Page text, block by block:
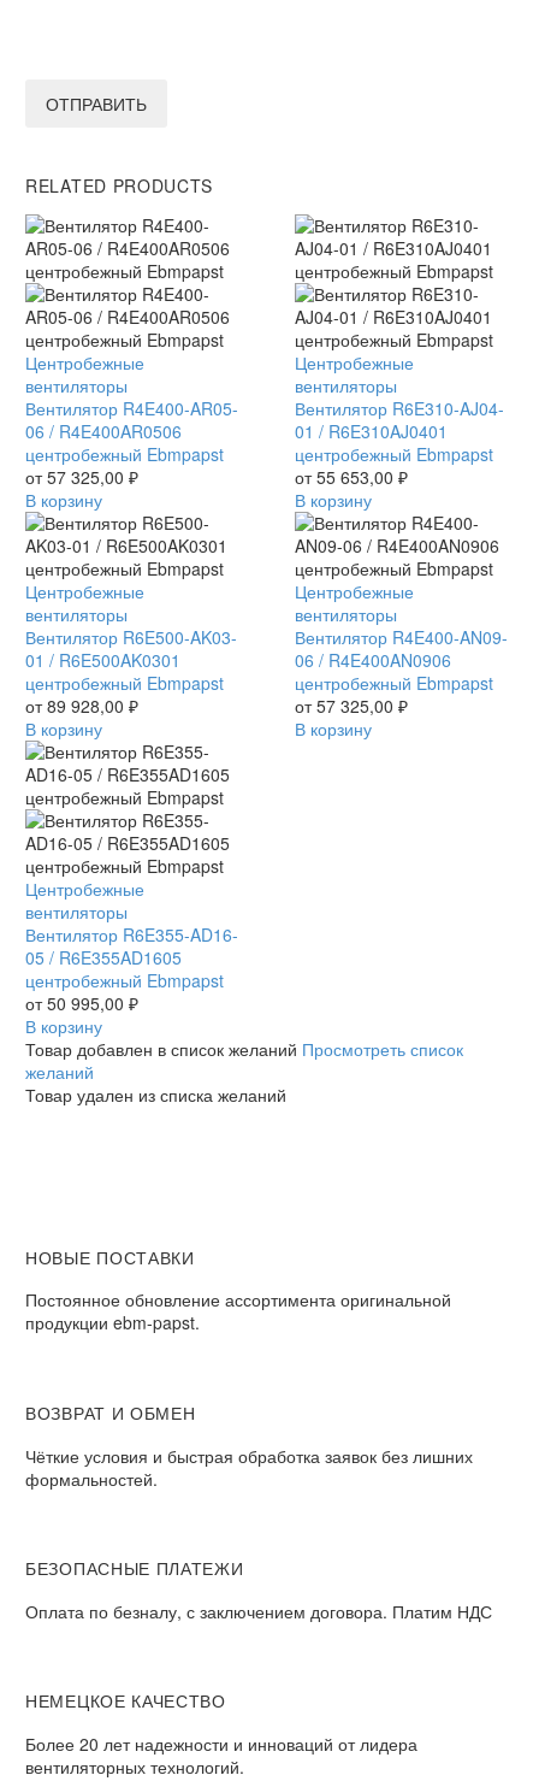
ОТПРАВИТЬ
RELATED PRODUCTS
Вентилятор
R4E400-
AR05-
06
/
R4E400AR0506
центробежный
Ebmpapst
Центробежные
вентиляторы
Вентилятор R4E400-AR05-
06 / R4E400AR0506
центробежный Ebmpapst
от57 325,00 ₽
В корзину
Вентилятор
R6E310-
AJ04-
01
/
R6E310AJ0401
центробежный
Ebmpapst
Центробежные
вентиляторы
Вентилятор R6E310-AJ04-
01 / R6E310AJ0401
центробежный Ebmpapst
от55 653,00 ₽
В корзину
Вентилятор
R6E500-
AK03-
01
/
R6E500AK0301
центробежный
Ebmpapst
Центробежные
вентиляторы
Вентилятор R6E500-AK03-
01 / R6E500AK0301
центробежный Ebmpapst
от89 928,00 ₽
В корзину
Вентилятор
R4E400-
AN09-
06
/
R4E400AN0906
центробежный
Центробежные
вентиляторы
Вентилятор R4E400-AN09-
06 / R4E400AN0906
центробежный Ebmpapst
от57 325,00 ₽
В корзину
Вентилятор
R6E355-
AD16-
05
/
R6E355AD1605
центробежный
Ebmpapst
Центробежные
вентиляторы
Вентилятор R6E355-AD16-
05 / R6E355AD1605
центробежный Ebmpapst
от50 995,00 ₽
В корзину
Товар добавлен в список желаний Просмотреть список
желаний
Товар удален из списка желаний
НОВЫЕ ПОСТАВКИ
Постоянное обновление ассортимента оригинальной
продукции ebm-papst.
ВОЗВРАТ И ОБМЕН
Чёткие условия и быстрая обработка заявок без лишних
формальностей.
БЕЗОПАСНЫЕ ПЛАТЕЖИ
Оплата по безналу, с заключением договора. Платим НДС
НЕМЕЦКОЕ КАЧЕСТВО
Более 20 лет надежности и инноваций от лидера
вентиляторных технологий.